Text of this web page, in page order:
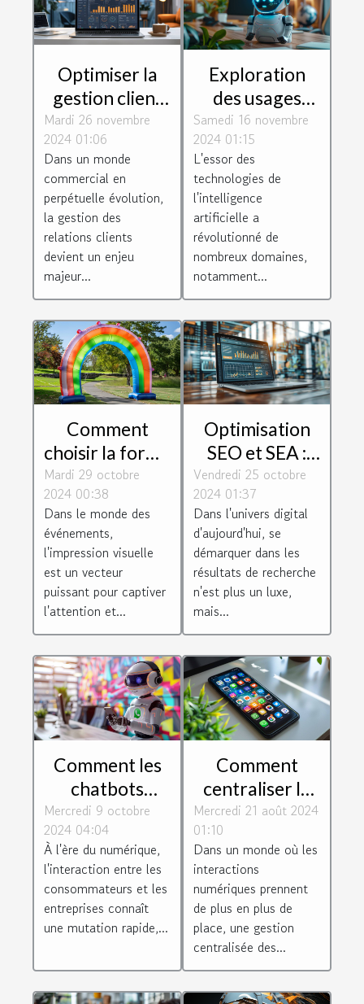
Optimiser la
gestion client
avec un logiciel
CRM efficace
Mardi 26 novembre
2024 01:06
Dans un monde
commercial en
perpétuelle évolution,
la gestion des
relations clients
devient un enjeu
majeur...
Exploration
des usages
innovants des
chatbots dans
le service client
Samedi 16 novembre
2024 01:15
L'essor des
technologies de
l'intelligence
artificielle a
révolutionné de
nombreux domaines,
notamment...
Comment
choisir la forme
et la taille
idéale d'une
arche
gonflable pour
votre
événement
Mardi 29 octobre
2024 00:38
Dans le monde des
événements,
l'impression visuelle
est un vecteur
puissant pour captiver
l'attention et...
Optimisation
SEO et SEA :
Techniques
pour améliorer
la visibilité en
ligne
Vendredi 25 octobre
2024 01:37
Dans l'univers digital
d'aujourd'hui, se
démarquer dans les
résultats de recherche
n'est plus un luxe,
mais...
Comment les
chatbots
WhatsApp
transforment
l'engagement
client en 2024
Mercredi 9 octobre
2024 04:04
À l'ère du numérique,
l'interaction entre les
consommateurs et les
entreprises connaît
une mutation rapide,...
Comment
centraliser la
gestion de tous
vos réseaux
sociaux
efficacement
Mercredi 21 août 2024
01:10
Dans un monde où les
interactions
numériques prennent
de plus en plus de
place, une gestion
centralisée des...